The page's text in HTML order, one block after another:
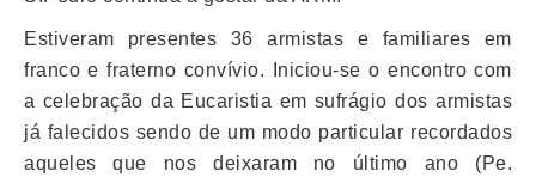
Estiveram presentes 36 armistas e familiares em
franco e fraterno convívio. Iniciou-se o encontro com
a celebração da Eucaristia em sufrágio dos armistas
já falecidos sendo de um modo particular recordados
aqueles que nos deixaram no último ano (Pe.